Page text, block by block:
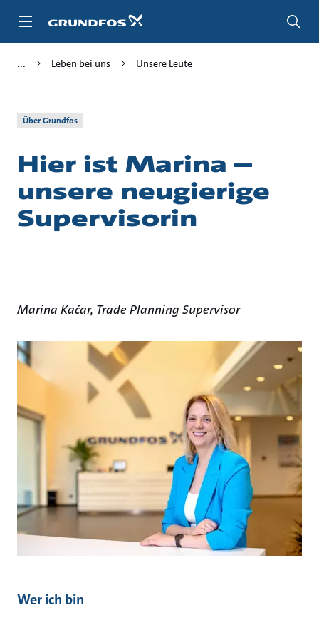
Inhalt
Leben bei uns Unsere Leute
Über Grundfos
Hier ist Marina –
unsere neugierige
Supervisorin
Marina Kačar, Trade Planning Supervisor
Wer ich bin